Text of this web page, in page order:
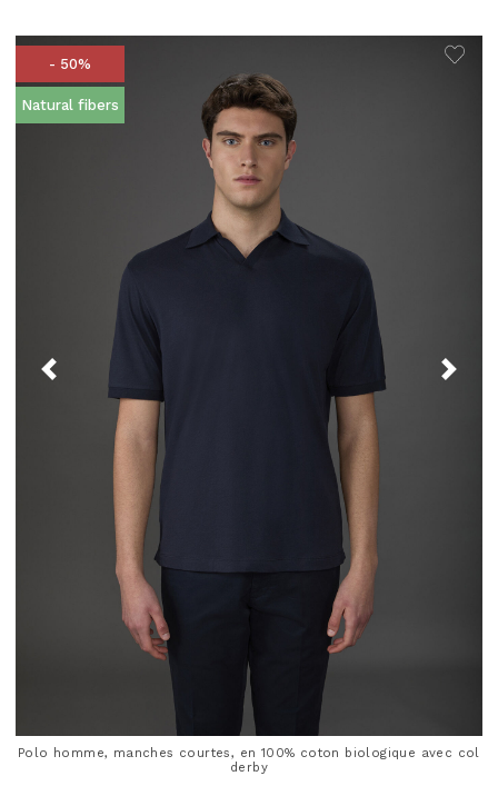
- 50%
Natural fibers
Polo homme, manches courtes, en 100% coton biologique avec col
derby